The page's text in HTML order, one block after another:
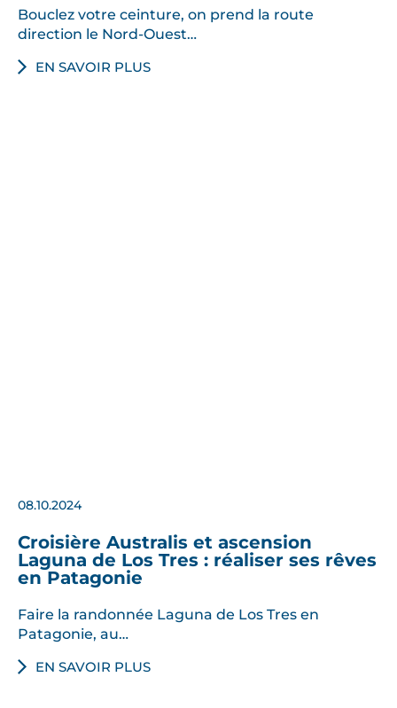
Bouclez votre ceinture, on prend la route
direction le Nord-Ouest…
EN SAVOIR PLUS
08.10.2024
Croisière Australis et ascension
Laguna de Los Tres : réaliser ses rêves
en Patagonie
Faire la randonnée Laguna de Los Tres en
Patagonie, au…
EN SAVOIR PLUS